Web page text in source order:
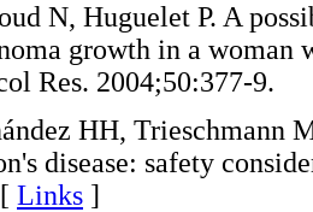
N, Huguelet P. A
growth in a woman
Res.
HH, Trieschmann
disease: safety
Links ]